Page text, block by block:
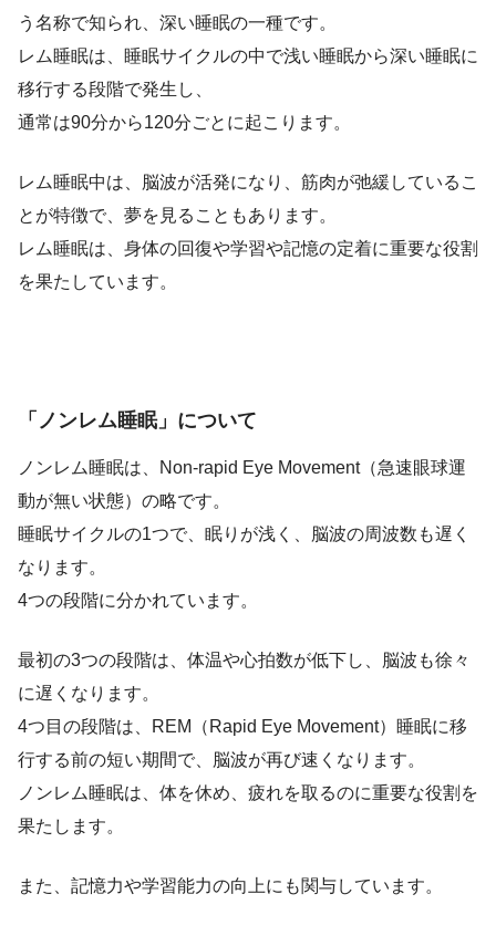
う名称で知られ、深い睡眠の一種です。
レム睡眠は、睡眠サイクルの中で浅い睡眠から深い睡眠に
移行する段階で発生し、
通常は90分から120分ごとに起こります。
レム睡眠中は、脳波が活発になり、筋肉が弛緩しているこ
とが特徴で、夢を見ることもあります。
レム睡眠は、身体の回復や学習や記憶の定着に重要な役割
を果たしています。
「ノンレム睡眠」について
ノンレム睡眠は、 Non-rapid Eye Movement（急速眼球運
動が無い状態）の略です。
睡眠サイクルの1つで、眠りが浅く、脳波の周波数も遅く
なります。
4つの段階に分かれています。
最初の3つの段階は、体温や心拍数が低下し、脳波も徐々
に遅くなります。
4つ目の段階は、REM（Rapid Eye Movement）睡眠に移
行する前の短い期間で、脳波が再び速くなります。
ノンレム睡眠は、体を休め、疲れを取るのに重要な役割を
果たします。
また、記憶力や学習能力の向上にも関与しています。